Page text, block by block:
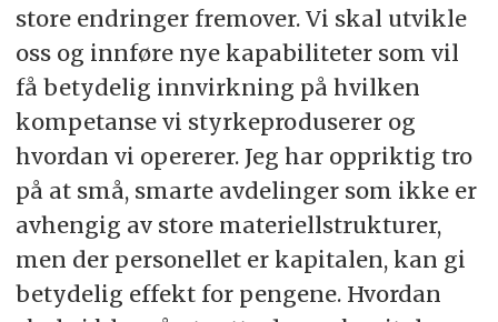
store endringer fremover. Vi skal utvikle
oss og innføre nye kapabiliteter som vil
få betydelig innvirkning på hvilken
kompetanse vi styrkeproduserer og
hvordan vi opererer. Jeg har oppriktig tro
på at små, smarte avdelinger som ikke er
avhengig av store materiellstrukturer,
men der personellet er kapitalen, kan gi
betydelig effekt for pengene. Hvordan